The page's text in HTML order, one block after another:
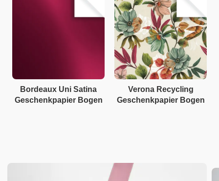
Bordeaux Uni Satina
Geschenkpapier Bogen
Verona Recycling
Geschenkpapier Bogen